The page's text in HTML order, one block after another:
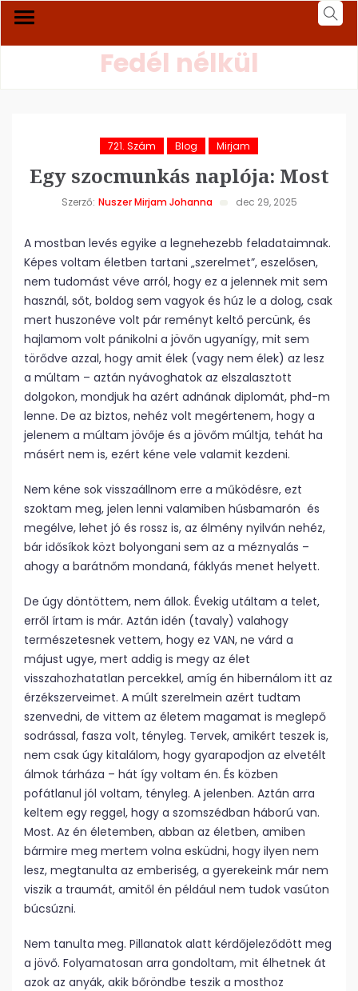
Fedél nélkül
721. Szám Blog Mirjam
Egy szocmunkás naplója: Most
Szerző: Nuszer Mirjam Johanna dec 29, 2025
A mostban levés egyike a legnehezebb feladataimnak.
Képes voltam életben tartani „szerelmet”, eszelősen,
nem tudomást véve arról, hogy ez a jelennek mit sem
használ, sőt, boldog sem vagyok és húz le a dolog, csak
mert huszonéve volt pár reményt keltő percünk, és
hajlamom volt pánikolni a jövőn ugyanígy, mit sem
törődve azzal, hogy amit élek (vagy nem élek) az lesz
a múltam – aztán nyávoghatok az elszalasztott
dolgokon, mondjuk ha azért adnának diplomát, phd-m
lenne. De az biztos, nehéz volt megértenem, hogy a
jelenem a múltam jövője és a jövőm múltja, tehát ha
másért nem is, ezért kéne vele valamit kezdeni.
Nem kéne sok visszaállnom erre a működésre, ezt
szoktam meg, jelen lenni valamiben húsbamarón és
megélve, lehet jó és rossz is, az élmény nyilván nehéz,
bár idősíkok közt bolyongani sem az a méznyalás –
ahogy a barátnőm mondaná, fáklyás menet helyett.
De úgy döntöttem, nem állok. Évekig utáltam a telet,
erről írtam is már. Aztán idén (tavaly) valahogy
természetesnek vettem, hogy ez VAN, ne várd a
májust ugye, mert addig is megy az élet
visszahozhatatlan percekkel, amíg én hibernálom itt az
érzékszerveimet. A múlt szerelmein azért tudtam
szenvedni, de vittem az életem magamat is meglepő
sodrással, fasza volt, tényleg. Tervek, amikért teszek is,
nem csak úgy kitalálom, hogy gyarapodjon az elvetélt
álmok tárháza – hát így voltam én. És közben
pofátlanul jól voltam, tényleg. A jelenben. Aztán arra
keltem egy reggel, hogy a szomszédban háború van.
Most. Az én életemben, abban az életben, amiben
bármire meg mertem volna esküdni, hogy ilyen nem
lesz, megtanulta az emberiség, a gyerekeink már nem
viszik a traumát, amitől én például nem tudok vasúton
búcsúzni.
Nem tanulta meg. Pillanatok alatt kérdőjeleződött meg
a jövő. Folyamatosan arra gondoltam, mit élhetnek át
azok az anyák, akik bőröndbe teszik a mosthoz